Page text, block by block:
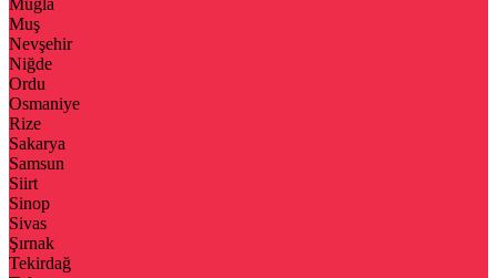
Muğla
Muş
Nevşehir
Niğde
Ordu
Osmaniye
Rize
Sakarya
Samsun
Siirt
Sinop
Sivas
Şırnak
Tekirdağ